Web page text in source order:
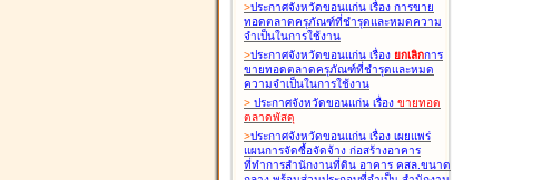
>ประกาศจังหวัดขอนแก่น เรื่อง การขาย
ทอดตลาดครุภัณฑ์ที่ชำรุดและหมดความ
จำเป็นในการใช้งาน
>ประกาศจังหวัดขอนแก่น เรื่อง ยกเลิกการ
ขายทอดตลาดครุภัณฑ์ที่ชำรุดและหมด
ความจำเป็นในการใช้งาน
> ประกาศจังหวัดขอนแก่น เรื่อง ขายทอด
ตลาดพัสดุ
>ประกาศจังหวัดขอนแก่น เรื่อง เผยแพร่
แผนการจัดซื้อจัดจ้าง ก่อสร้างอาคาร
ที่ทำการสำนักงานที่ดิน อาคาร คสล.ขนาด